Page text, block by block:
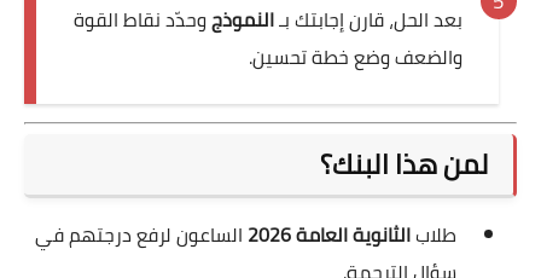
بعد الحل، قارن إجابتك بـالنموذجوحدّد نقاط القوة
والضعف وضع خطة تحسين.
لمن هذا البنك؟
طلابالثانوية العامة 2026
الساعون لرفع درجتهم في